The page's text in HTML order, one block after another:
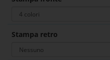
Stampa retro